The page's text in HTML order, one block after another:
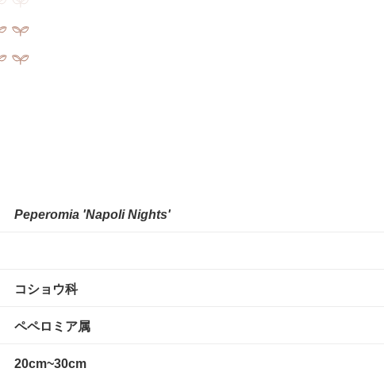
Peperomia 'Napoli Nights'
コショウ科
ペペロミア属
20cm~30cm